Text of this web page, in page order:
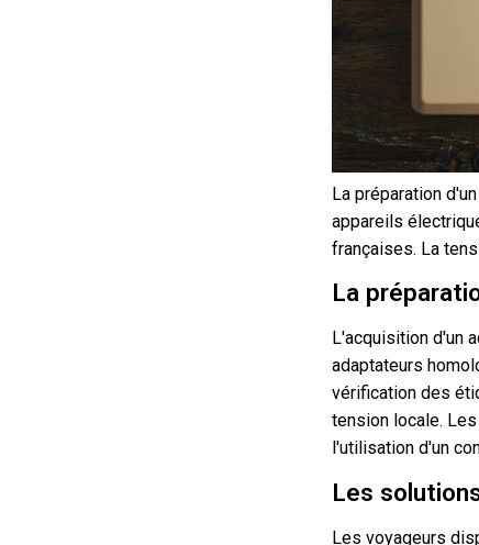
La préparation
appareils
françaises. La
La
L'acquisition d'un
adaptateurs
vérification des
tension locale.
l'utilisation d'un
Les
Les voyageurs